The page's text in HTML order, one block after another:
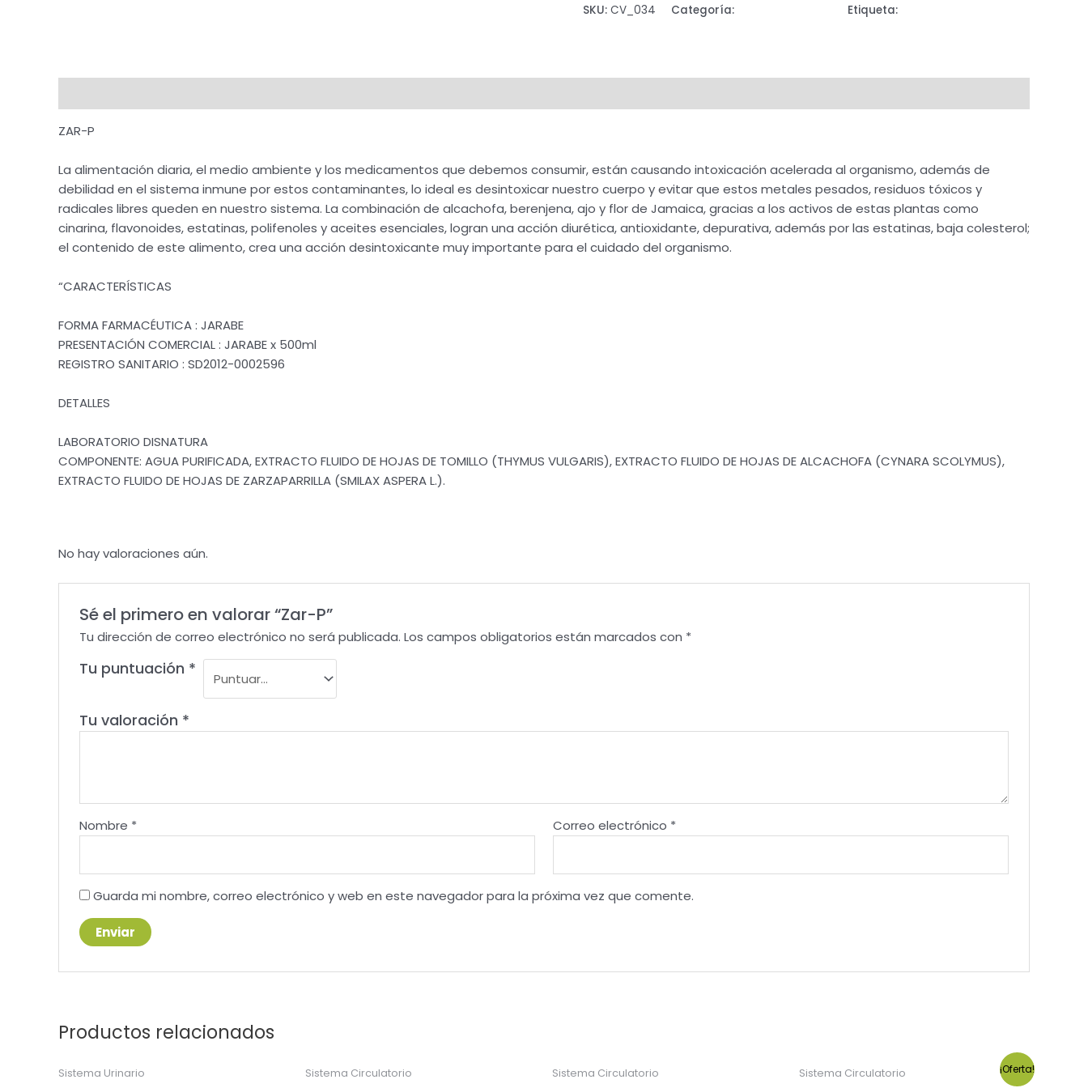
SKU: CV_034 Categoría: Etiqueta:
ZAR-P
La alimentación diaria, el medio ambiente y los medicamentos que debemos consumir, están causando intoxicación acelerada al organismo, además de
debilidad en el sistema inmune por estos contaminantes, lo ideal es desintoxicar nuestro cuerpo y evitar que estos metales pesados, residuos tóxicos y
radicales libres queden en nuestro sistema. La combinación de alcachofa, berenjena, ajo y flor de Jamaica, gracias a los activos de estas plantas como
cinarina, flavonoides, estatinas, polifenoles y aceites esenciales, logran una acción diurética, antioxidante, depurativa, además por las estatinas, baja colesterol;
el contenido de este alimento, crea una acción desintoxicante muy importante para el cuidado del organismo.
“CARACTERÍSTICAS
FORMA FARMACÉUTICA : JARABE
PRESENTACIÓN COMERCIAL : JARABE x 500ml
REGISTRO SANITARIO : SD2012-0002596
DETALLES
LABORATORIO DISNATURA
COMPONENTE: AGUA PURIFICADA, EXTRACTO FLUIDO DE HOJAS DE TOMILLO (THYMUS VULGARIS), EXTRACTO FLUIDO DE HOJAS DE ALCACHOFA (CYNARA SCOLYMUS),
EXTRACTO FLUIDO DE HOJAS DE ZARZAPARRILLA (SMILAX ASPERA L.).
No hay valoraciones aún.
Sé el primero en valorar “Zar-P”
Tu dirección de correo electrónico no será publicada. Los campos obligatorios están marcados con *
Tu puntuación *
Tu valoración *
Nombre * Correo electrónico *
Guarda mi nombre, correo electrónico y web en este navegador para la próxima vez que comente.
Productos relacionados
Sistema Urinario Sistema Circulatorio Sistema Circulatorio ¡Oferta!
Sistema Circulatorio